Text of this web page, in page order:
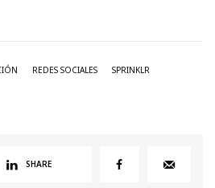
REDES SOCIALES
SPRINKLR
SHARE